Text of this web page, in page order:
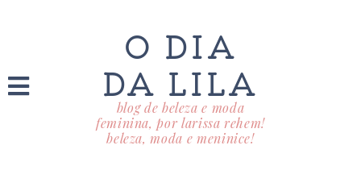
O DIA
DA LILA
blog de beleza e moda
feminina, por larissa rehem!
beleza, moda e meninice!